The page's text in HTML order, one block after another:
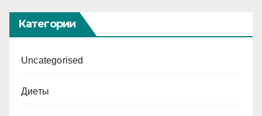
Категории
Uncategorised
Диеты